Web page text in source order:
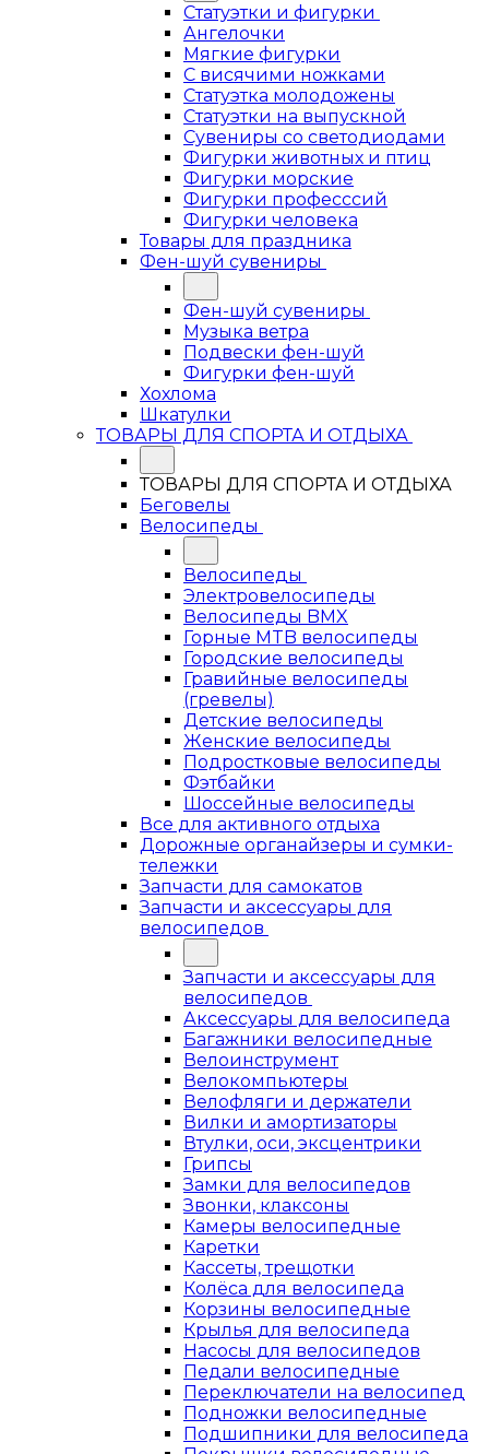
Статуэтки и фигурки
Ангелочки
Мягкие фигурки
С висячими ножками
Статуэтка молодожены
Статуэтки на выпускной
Сувениры со светодиодами
Фигурки животных и птиц
Фигурки морские
Фигурки професссий
Фигурки человека
Товары для праздника
Фен-шуй сувениры
Фен-шуй сувениры
Музыка ветра
Подвески фен-шуй
Фигурки фен-шуй
Хохлома
Шкатулки
ТОВАРЫ ДЛЯ СПОРТА И ОТДЫХА
ТОВАРЫ ДЛЯ СПОРТА И ОТДЫХА
Беговелы
Велосипеды
Велосипеды
Электровелосипеды
Велосипеды BMX
Горные MTB велосипеды
Городские велосипеды
Гравийные велосипеды
(гревелы)
Детские велосипеды
Женские велосипеды
Подростковые велосипеды
Фэтбайки
Шоссейные велосипеды
Все для активного отдыха
Дорожные органайзеры и сумки-
тележки
Запчасти для самокатов
Запчасти и аксессуары для
велосипедов
Запчасти и аксессуары для
велосипедов
Аксессуары для велосипеда
Багажники велосипедные
Велоинструмент
Велокомпьютеры
Велофляги и держатели
Вилки и амортизаторы
Втулки, оси, эксцентрики
Грипсы
Замки для велосипедов
Звонки, клаксоны
Камеры велосипедные
Каретки
Кассеты, трещотки
Колёса для велосипеда
Корзины велосипедные
Крылья для велосипеда
Насосы для велосипедов
Педали велосипедные
Переключатели на велосипед
Подножки велосипедные
Подшипники для велосипеда